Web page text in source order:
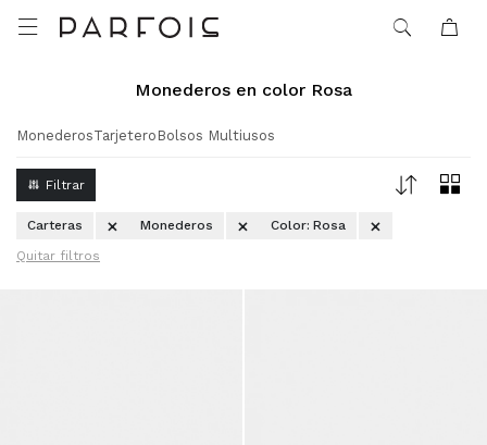

Monederos en color Rosa
MonederosTarjetero Bolsos Multiusos
Carteras Monederos Color: Rosa
Quitar filtros